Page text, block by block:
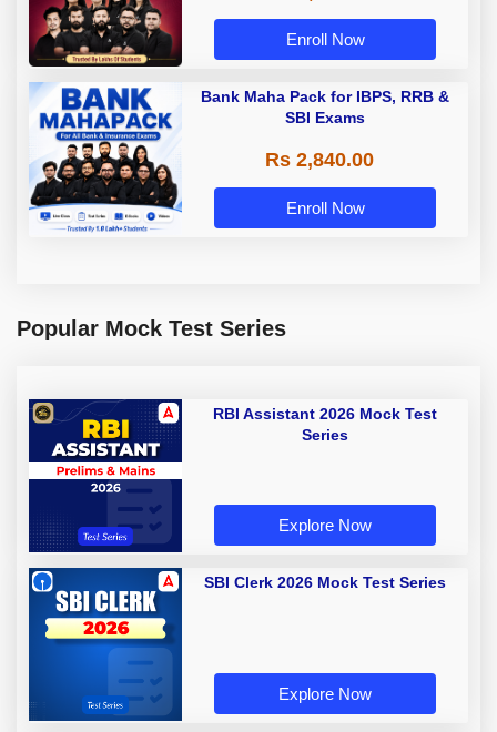
Enroll Now
Bank Maha Pack for IBPS, RRB &
SBI Exams
Rs 2,840.00
Enroll Now
Popular Mock Test Series
RBI Assistant 2026 Mock Test
Series
Explore Now
SBI Clerk 2026 Mock Test Series
Explore Now